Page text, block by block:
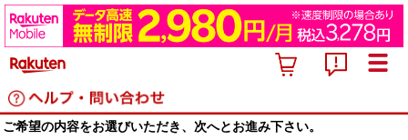
ご希望の内容をお選びいただき、次へとお進み下さい。